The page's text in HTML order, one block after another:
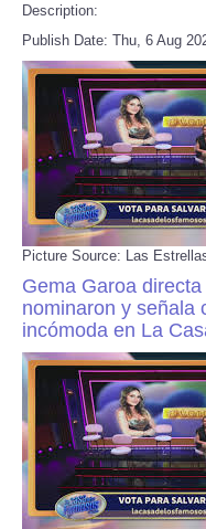
Description:
Publish Date: Thu, 6 Aug
Picture Source: Las
Gema Garoa
nominaron y señala
incómoda en La